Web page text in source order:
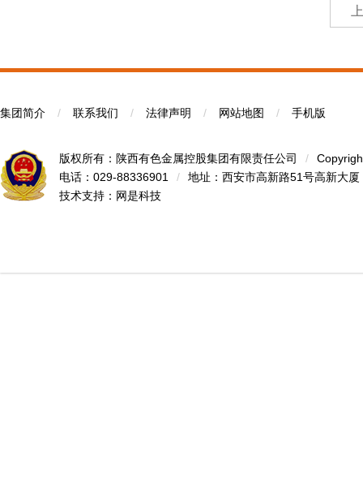
集团简介 / 联系我们 / 法律声明 / 网站地图 / 手机版
版权所有：陕西有色金属控股集团有限责任公司 /
电话：029-88336901
/
地址：西安市高新路51号高新大厦
技术支持： 网是科技